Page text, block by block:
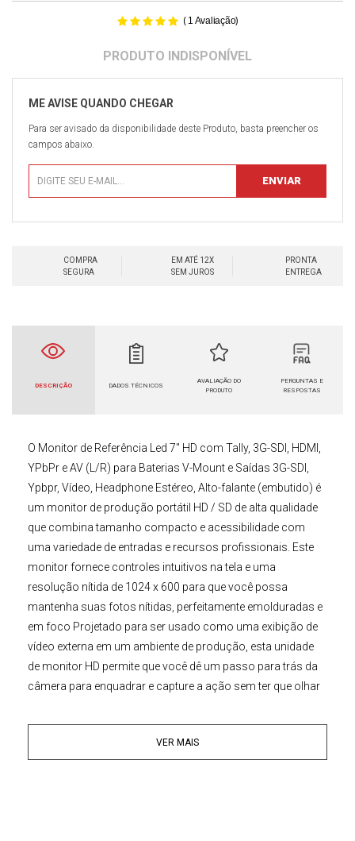
( 1 Avaliação)
Para ser avisado da disponibilidade deste Produto, basta preencher os
campos abaixo.
COMPRA
SEGURA
EM ATÉ 12X
SEM JUROS
PRONTA
ENTREGA
DESCRIÇÃO DADOS TÉCNICOS
AVALIAÇÃO DO
PRODUTO
PERGUNTAS E
RESPOSTAS
O Monitor de Referência Led 7" HD com Tally, 3G-SDI, HDMI,
YPbPr e AV (L/R) para Baterias V-Mount e Saídas 3G-SDI,
Ypbpr, Vídeo, Headphone Estéreo, Alto-falante (embutido) é
um monitor de produção portátil HD / SD de alta qualidade
que combina tamanho compacto e acessibilidade com
uma variedade de entradas e recursos profissionais. Este
monitor fornece controles intuitivos na tela e uma
resolução nítida de 1024 x 600 para que você possa
mantenha suas fotos nítidas, perfeitamente emolduradas e
em foco Projetado para ser usado como uma exibição de
vídeo externa em um ambiente de produção, esta unidade
de monitor HD permite que você dê um passo para trás da
câmera para enquadrar e capture a ação sem ter que olhar
imagem que você normalmente veria em sua pequena tela
embutida para uma tela muito maior que permite uma
VER MAIS